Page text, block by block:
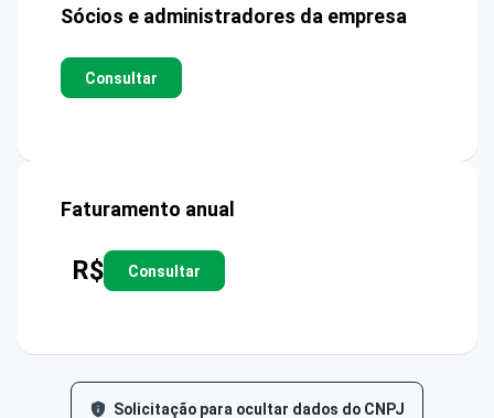
Sócios e administradores da empresa
Consultar
Faturamento anual
R$ Consultar
Solicitação para ocultar dados do CNPJ